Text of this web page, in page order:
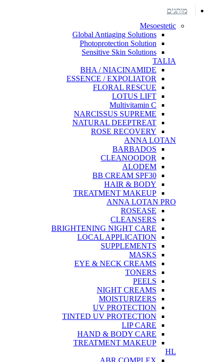
מותגים
Mesoestetic
Global Antiaging Solutions
Photoprotection Solution
Sensitive Skin Solutions
TALIA
BHA / NIACINAMIDE
ESSENCE / EXPOLIATOR
FLORAL RESCUE
LOTUS LIFT
Multivitamin C
NARCISSUS SUPREME
NATURAL DEEPTREAT
ROSE RECOVERY
ANNA LOTAN
BARBADOS
CLEANOODOR
ALODEM
BB CREAM SPF30
HAIR & BODY
TREATMENT MAKEUP
ANNA LOTAN PRO
ROSEASE
CLEANSERS
BRIGHTENING NIGHT CARE
LOCAL APPLICATION
SUPPLEMENTS
MASKS
EYE & NECK CREAMS
TONERS
PEELS
NIGHT CREAMS
MOISTURIZERS
UV PROTECTION
TINTED UV PROTECTION
LIP CARE
HAND & BODY CARE
TREATMENT MAKEUP
HL
ABR COMPLEX